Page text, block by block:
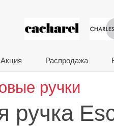
VIP
Акция Распродажа
ручки
ручка